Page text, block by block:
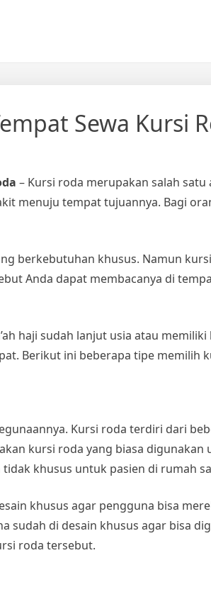
Sewa Kursi
– Kursi roda merupakan salah
menuju tempat tujuannya. Bagi
berkebutuhan khusus. Namun
Anda dapat membacanya di
haji sudah lanjut usia atau
Berikut ini beberapa tipe memilih
Kursi roda terdiri dari
kursi roda yang biasa
khusus untuk pasien di rumah
khusus agar pengguna bisa
sudah di desain khusus agar bisa
roda tersebut.